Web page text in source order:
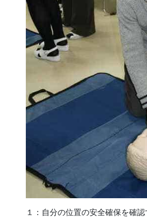
１：自分の位置の安全確保を確